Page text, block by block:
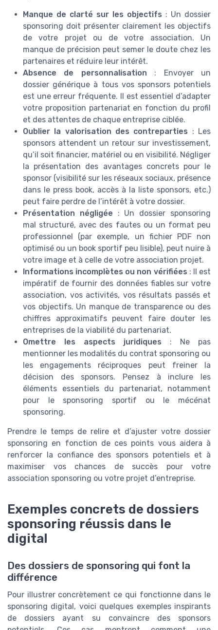
Manque de clarté sur les objectifs : Un dossier
sponsoring doit présenter clairement les objectifs
de votre projet ou de votre association. Un
manque de précision peut semer le doute chez les
partenaires et réduire leur intérêt.
Absence de personnalisation : Envoyer un
dossier générique à tous vos sponsors potentiels
est une erreur fréquente. Il est essentiel d’adapter
votre proposition partenariat en fonction du profil
et des attentes de chaque entreprise ciblée.
Oublier la valorisation des contreparties : Les
sponsors attendent un retour sur investissement,
qu’il soit financier, matériel ou en visibilité. Négliger
la présentation des avantages concrets pour le
sponsor (visibilité sur les réseaux sociaux, présence
dans le press book, accès à la liste sponsors, etc.)
peut faire perdre de l’intérêt à votre dossier.
Présentation négligée : Un dossier sponsoring
mal structuré, avec des fautes ou un format peu
professionnel (par exemple, un fichier PDF non
optimisé ou un book sportif peu lisible), peut nuire à
votre image et à celle de votre association projet.
Informations incomplètes ou non vérifiées : Il est
impératif de fournir des données fiables sur votre
association, vos activités, vos résultats passés et
vos objectifs. Un manque de transparence ou des
chiffres approximatifs peuvent faire douter les
entreprises de la viabilité du partenariat.
Omettre les aspects juridiques : Ne pas
mentionner les modalités du contrat sponsoring ou
les engagements réciproques peut freiner la
décision des sponsors. Pensez à inclure les
éléments essentiels du partenariat, notamment
pour le sponsoring sportif ou le mécénat
sponsoring.
Prendre le temps de relire et d’ajuster votre dossier
sponsoring en fonction de ces points vous aidera à
renforcer la confiance des sponsors potentiels et à
maximiser vos chances de succès pour votre
association sponsoring ou votre projet d’entreprise.
Exemples concrets de dossiers
sponsoring réussis dans le
digital
Des dossiers de sponsoring qui font la
différence
Pour illustrer concrètement ce qui fonctionne dans le
sponsoring digital, voici quelques exemples inspirants
de dossiers ayant su convaincre des sponsors